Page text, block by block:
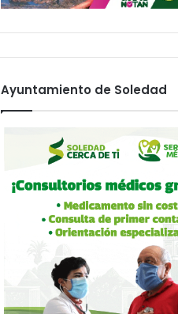
Ayuntamiento de Soledad